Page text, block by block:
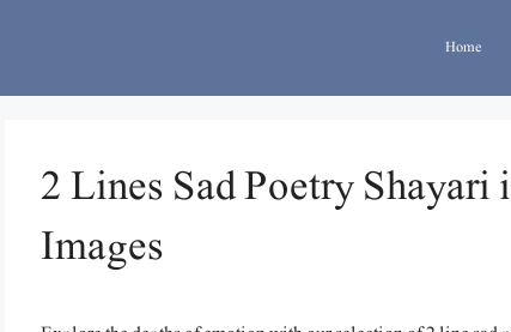
Home
2 Lines Sad Poetry
Images